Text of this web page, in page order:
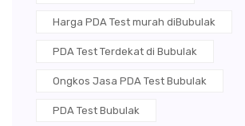
Harga PDA Test murah diBubulak
PDA Test Terdekat di Bubulak
Ongkos Jasa PDA Test Bubulak
PDA Test Bubulak